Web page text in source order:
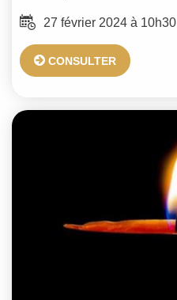
27 février 2024 à 10h30
CONSULTER